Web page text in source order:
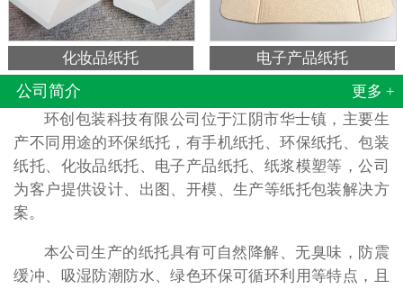
化妆品纸托 电子产品纸托
公司简介
更多 +
环创包装科技有限公司位于江阴市华士镇，主要生
产不同用途的环保纸托，有手机纸托、环保纸托、包装
纸托、化妆品纸托、电子产品纸托、纸浆模塑等，公司
为客户提供设计、出图、开模、生产等纸托包装解决方
案。
本公司生产的纸托具有可自然降解、无臭味，防震
缓冲、吸湿防潮防水、绿色环保可循环利用等特点，且